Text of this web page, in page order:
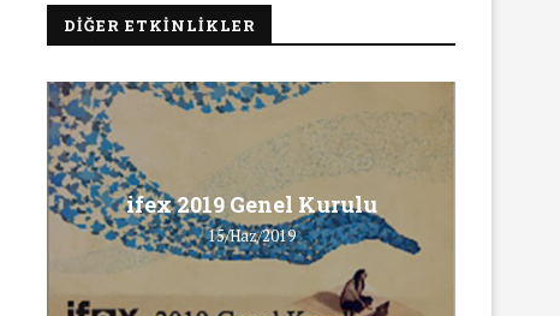
DIĞER ETKINLIKLER
ifex 2019 Genel Kurulu
15/Haz/2019